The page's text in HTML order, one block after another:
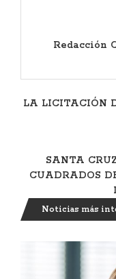
Redacción
LA LICITACIÓN
SANTA
CUADRADOS
Noticias más